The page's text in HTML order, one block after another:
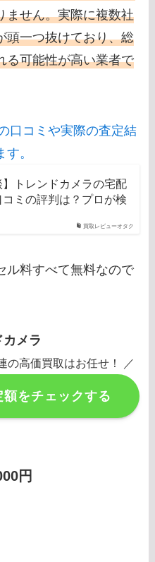
ません。実際に複数社
頭一つ抜けており、総
る可能性が高い業者で
口コミや実際の査定結
。
買取レビューオタク
】トレンドカメラの宅配
コミの評判は？プロが検
料すべて無料なので
カメラ
の高価買取はお任せ！ ／
をチェックする
円